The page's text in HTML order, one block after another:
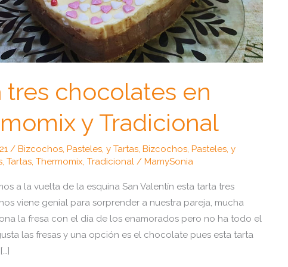
tres chocolates en
y Tradicional
/Bizcochos, Pasteles, y Tartas ,Bizcochos, Pasteles, y
,Tartas ,Thermomix ,Tradicional /MamySonia
a la vuelta de la esquina San Valentín esta tarta tres
viene genial para sorprender a nuestra pareja, mucha
la fresa con el día de los enamorados pero no ha todo el
las fresas y una opción es el chocolate pues esta tarta